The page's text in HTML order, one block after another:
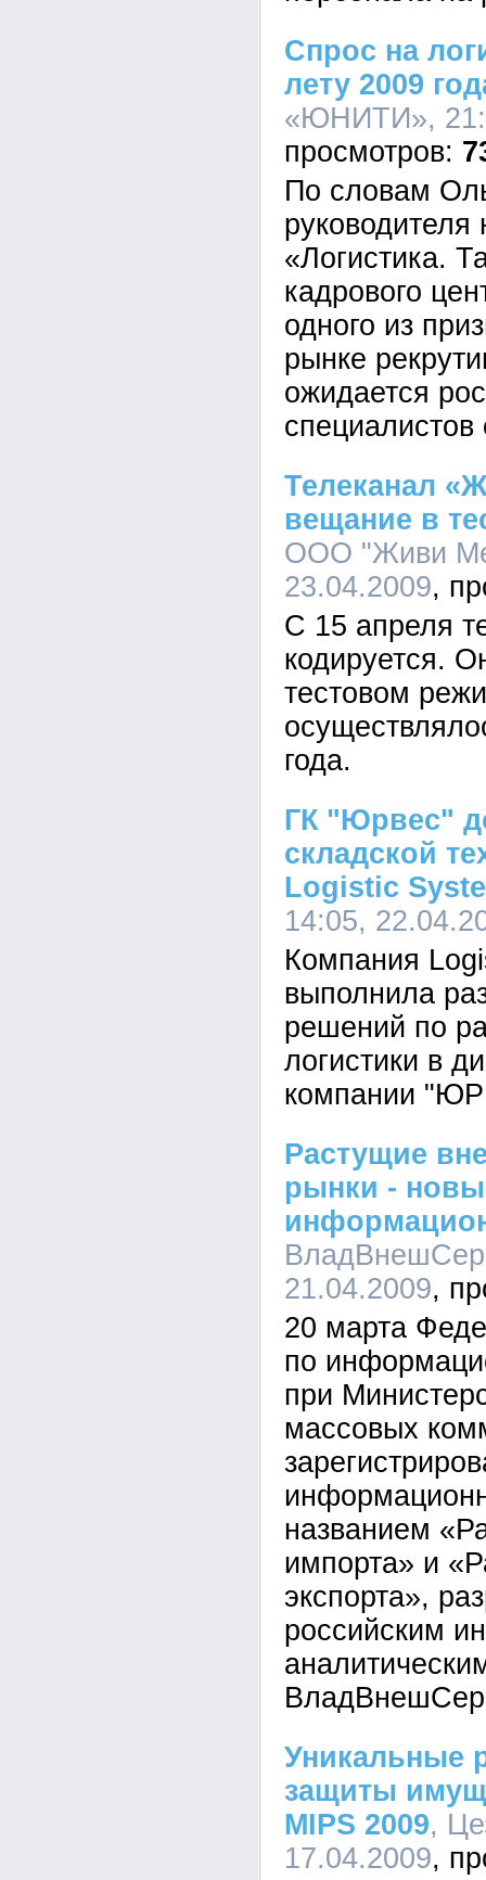
Спрос на
лету 2009
«ЮНИТИ»,
По словам
руководителя
«Логистика.
кадрового
одного из
рынке
ожидается
специалистов
Телеканал
вещание в
ООО "Живи
23.04.2009
С 15 апреля
кодируется.
тестовом
года.
ГК "Юрвес"
складской
Logistic
14:05,
Компания
выполнила
решений по
логистики в
компании
Растущие
рынки -
21.04.2009
20 марта
по
при
массовых
названием
импорта» и
экспорта»,
российским
Уникальные
защиты
MIPS 2009,
17.04.2009